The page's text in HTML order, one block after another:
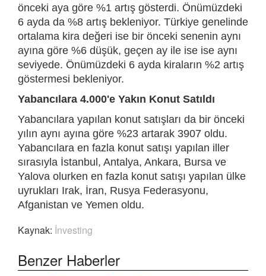
önceki aya göre %1 artış gösterdi. Önümüzdeki
6 ayda da %8 artış bekleniyor. Türkiye genelinde
ortalama kira değeri ise bir önceki senenin aynı
ayına göre %6 düşük, geçen ay ile ise ise aynı
seviyede. Önümüzdeki 6 ayda kiraların %2 artış
göstermesi bekleniyor.
Yabancılara 4.000'e Yakın Konut Satıldı
Yabancılara yapılan konut satışları da bir önceki
yılın aynı ayına göre %23 artarak 3907 oldu.
Yabancılara en fazla konut satışı yapılan iller
sırasıyla İstanbul, Antalya, Ankara, Bursa ve
Yalova olurken en fazla konut satışı yapılan ülke
uyrukları Irak, İran, Rusya Federasyonu,
Afganistan ve Yemen oldu.
Kaynak: İnvesting
Benzer Haberler